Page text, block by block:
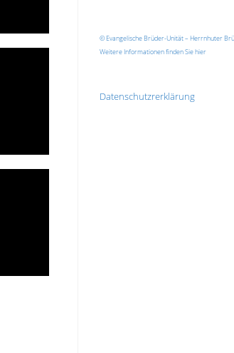
© Evangelische Brüder-Unität – Herrnhuter
Weitere Informationen finden Sie hier
Datenschutzrerklärung